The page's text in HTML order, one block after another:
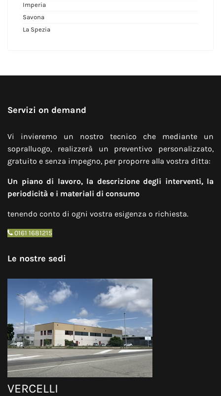
Imperia
Savona
La Spezia
Servizi on demand
Vi invieremo un nostro tecnico che mediante un
sopralluogo, realizzerà un preventivo personalizzato,
gratuito e senza impegno, per proporre alla vostra ditta:
Un piano di lavoro, la descrizione degli interventi, la
periodicità e i materiali di consumo
tenendo conto di ogni vostra esigenza o richiesta.
0161 1681215
Le nostre sedi
VERCELLI